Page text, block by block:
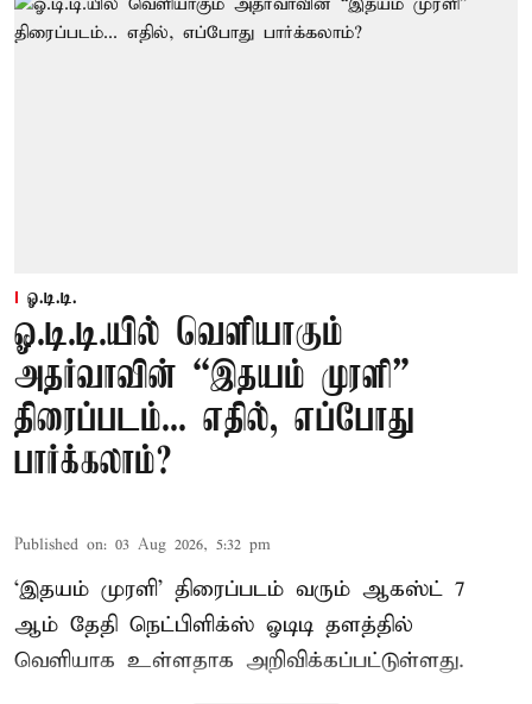
ஓ.டி.டி.
ஓ.டி.டி.யில் வெளியாகும்
அதர்வாவின் “இதயம் முரளி”
திரைப்படம்... எதில், எப்போது
பார்க்கலாம்?
Published on: 03 Aug 2026, 5:32 pm
‘இதயம் முரளி’ திரைப்படம் வரும் ஆகஸ்ட் 7
ஆம் தேதி நெட்பிளிக்ஸ் ஓடிடி தளத்தில்
வெளியாக உள்ளதாக அறிவிக்கப்பட்டுள்ளது.